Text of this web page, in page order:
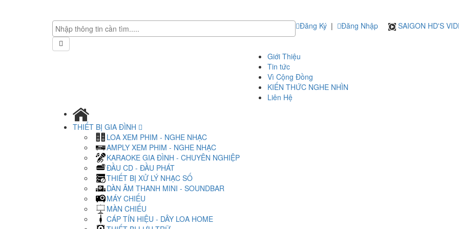
Đăng Ký | Đăng Nhập SAIGON HD'S
Giới Thiệu
Tin tức
Vì Cộng Đồng
KIẾN THỨC NGHE NHÌN
Liên Hệ
THIẾT BỊ GIA ĐÌNH
LOA XEM PHIM - NGHE NHẠC
AMPLY XEM PHIM - NGHE NHẠC
KARAOKE GIA ĐÌNH - CHUYÊN NGHIỆP
ĐẦU CD - ĐẦU PHÁT
THIẾT BỊ XỬ LÝ NHẠC SỐ
DÀN ÂM THANH MINI - SOUNDBAR
MÁY CHIẾU
MÀN CHIẾU
CÁP TÍN HIỆU - DÂY LOA HOME